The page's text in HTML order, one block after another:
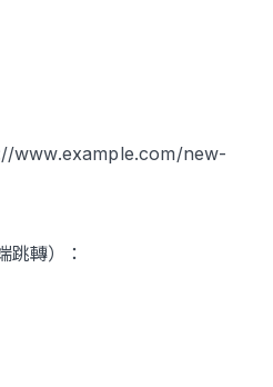
www.example.com/new-
轉）：